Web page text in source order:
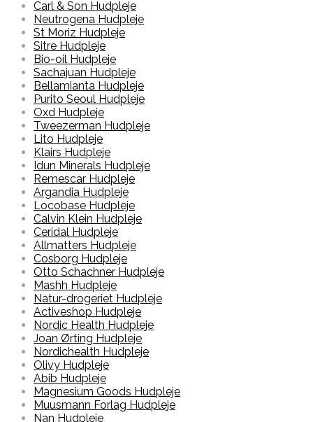
Carl & Son Hudpleje
Neutrogena Hudpleje
St Moriz Hudpleje
Sitre Hudpleje
Bio-oil Hudpleje
Sachajuan Hudpleje
Bellamianta Hudpleje
Purito Seoul Hudpleje
Oxd Hudpleje
Tweezerman Hudpleje
Lito Hudpleje
Klairs Hudpleje
Idun Minerals Hudpleje
Remescar Hudpleje
Argandia Hudpleje
Locobase Hudpleje
Calvin Klein Hudpleje
Ceridal Hudpleje
Allmatters Hudpleje
Cosborg Hudpleje
Otto Schachner Hudpleje
Mashh Hudpleje
Natur-drogeriet Hudpleje
Activeshop Hudpleje
Nordic Health Hudpleje
Joan Ørting Hudpleje
Nordichealth Hudpleje
Olivy Hudpleje
Abib Hudpleje
Magnesium Goods Hudpleje
Muusmann Forlag Hudpleje
Nan Hudpleje